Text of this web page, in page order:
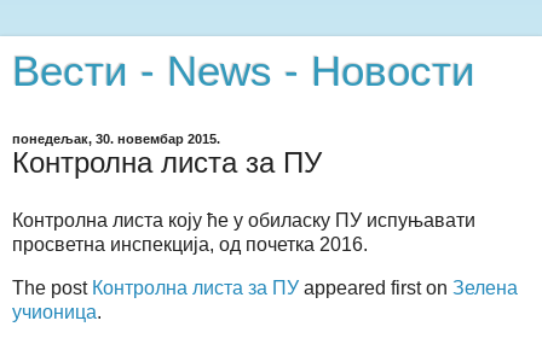
Вести - News - Новости
понедељак, 30. новембар 2015.
Контролна листа за ПУ
Контролна листа коју ће у обиласку ПУ испуњавати
просветна инспекција, од почетка 2016.
The post Контролна листа за ПУ appeared first on Зелена
учионица.